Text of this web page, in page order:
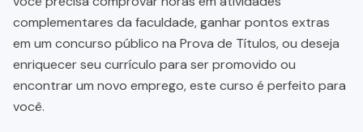
complementares da faculdade, ganhar pontos extras
em um concurso público na Prova de Títulos, ou deseja
enriquecer seu currículo para ser promovido ou
encontrar um novo emprego, este curso é perfeito para
você.